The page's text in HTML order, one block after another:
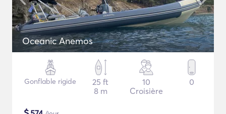
Oceanic Anemos
Gonflable rigide
25 ft
8 m
10
Croisière
0